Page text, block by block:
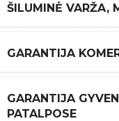
ŠILUMINĖ VARŽA,
GARANTIJA
GARANTIJA
PATALPOSE